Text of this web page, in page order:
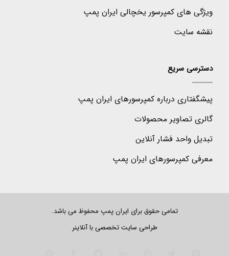
ویژگی های کمپرسور یخچالی ایران پمپ
نقشه سایت
دسترسی سریع
پیشگفتاری درباره کمپرسورهای ایران پمپ
گالری تصاویر محصولات
تبدیل واحد فشار آنلاین
معرفی کمپرسورهای ایران پمپ
تمامی حقوق برای ایران پمپ محفوظ می باشد.
طراحی سایت تخصصیبا آنلاینر